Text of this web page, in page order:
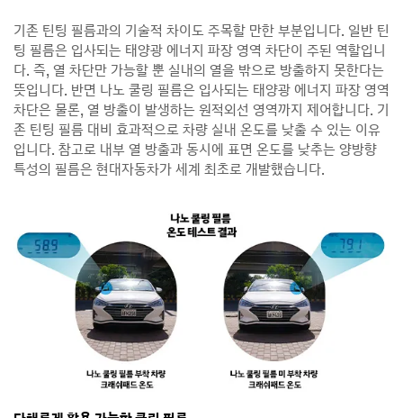
기존 틴팅 필름과의 기술적 차이도 주목할 만한 부분입니다. 일반 틴
팅 필름은 입사되는 태양광 에너지 파장 영역 차단이 주된 역할입니
다. 즉, 열 차단만 가능할 뿐 실내의 열을 밖으로 방출하지 못한다는
뜻입니다. 반면 나노 쿨링 필름은 입사되는 태양광 에너지 파장 영역
차단은 물론, 열 방출이 발생하는 원적외선 영역까지 제어합니다. 기
존 틴팅 필름 대비 효과적으로 차량 실내 온도를 낮출 수 있는 이유
입니다. 참고로 내부 열 방출과 동시에 표면 온도를 낮추는 양방향
특성의 필름은 현대자동차가 세계 최초로 개발했습니다.